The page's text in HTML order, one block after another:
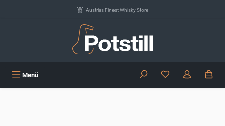
Austrias Finest Whisky Store
Menü Du hast 0